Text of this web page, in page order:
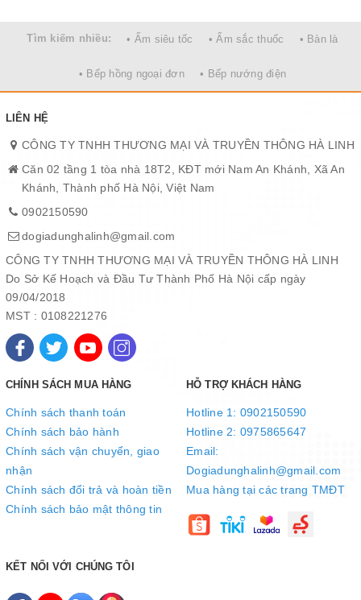
Nồi cơm điện 1.8L Sunhouse Mama SHD8667
hiện đại. Vỏ ngoài làm từ nhựa cao cấp siêu bền, khả năng cách
nhiệt và chống bám bẩn tốt, giúp việc vệ sinh trở nên nhanh
chóng.
dễ dàng và an toàn ngay cả khi nồi đang nóng.
Lòng nồi chống dính Ceramic cao
cấp – bền bỉ, an toàn cho sức khỏe
Tìm kiếm nhiều: • Ấm siêu tốc • Ấm sắc thuốc • Bàn là
• Bếp hồng ngoại đơn • Bếp nướng điện
LIÊN HỆ
CÔNG TY TNHH THƯƠNG MẠI VÀ TRUYỀN THÔNG HÀ LINH
Căn 02 tầng 1 tòa nhà 18T2, KĐT mới Nam An Khánh, Xã An
Khánh, Thành phố Hà Nội, Việt Nam
0902150590
dogiadunghalinh@gmail.com
CÔNG TY TNHH THƯƠNG MẠI VÀ TRUYỀN THÔNG HÀ LINH
Do Sở Kế Hoạch và Đầu Tư Thành Phố Hà Nội cấp ngày
09/04/2018
MST : 0108221276
CHÍNH SÁCH MUA HÀNG
Chính sách thanh toán
Chính sách bảo hành
Chính sách vận chuyển, giao
nhận
Chính sách đổi trả và hoàn tiền
Chính sách bảo mật thông tin
HỖ TRỢ KHÁCH HÀNG
Hotline 1: 0902150590
Hotline 2: 0975865647
Email:
Dogiadunghalinh@gmail.com
Mua hàng tại các trang TMĐT
KẾT NỐI VỚI CHÚNG TÔI